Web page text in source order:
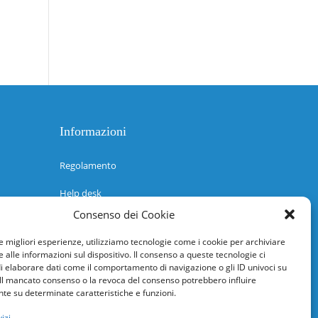
Consenso dei Cookie
migliori esperienze, utilizziamo tecnologie come i cookie per archiviare
alle informazioni sul dispositivo. Il consenso a queste tecnologie ci
elaborare dati come il comportamento di navigazione o gli ID univoci su
mancato consenso o la revoca del consenso potrebbero influire
su determinate caratteristiche e funzioni.
Informazioni
Regolamento
Help desk
Guida rapida
Richiesta di inserimento nuova scuola
adesioni@osservatorionline.it